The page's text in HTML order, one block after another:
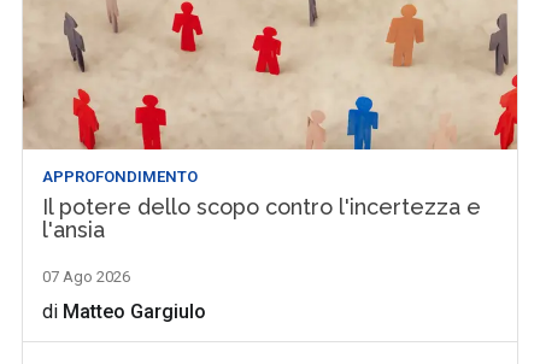
APPROFONDIMENTO
Il potere dello scopo contro l'incertezza e
l'ansia
07 Ago 2026
di Matteo Gargiulo